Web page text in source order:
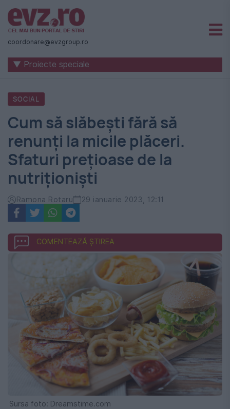
Știri
naționale
internaționale
România
-
Evenimentul
Zilei
coordonare@evzgroup.ro
▼ Proiecte speciale
SOCIAL
Cum să slăbești fără să
renunți la micile plăceri.
Sfaturi prețioase de la
nutriționiști
Ramona Rotaru 29 ianuarie 2023, 12:11
COMENTEAZĂ ȘTIREA
Sursa foto: Dreamstime.com